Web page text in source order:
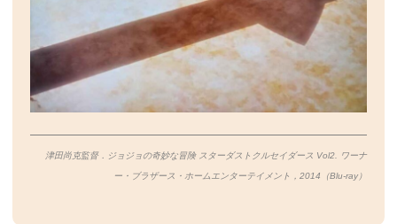
津田尚克監督．ジョジョの奇妙な冒険 スターダストクルセイダース Vol2. ワーナ
ー・ブラザース・ホームエンターテイメント，2014（Blu-ray）